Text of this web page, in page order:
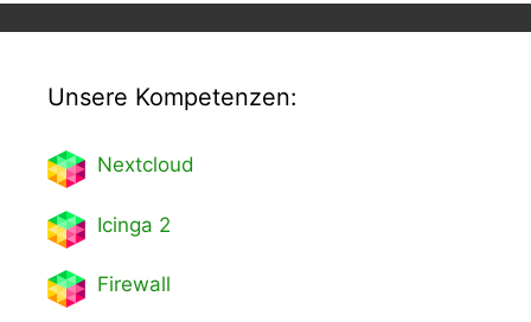
Unsere Kompetenzen:
Nextcloud
Icinga 2
Firewall